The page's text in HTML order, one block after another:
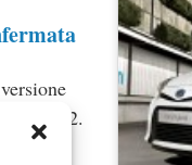
nel 2012.